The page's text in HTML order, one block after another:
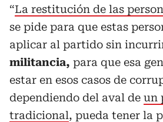
“La restitución de las
se pide para que estas
aplicar al partido sin
militancia, para que esa
estar en esos casos de
dependiendo del aval de un
tradicional, pueda tener la